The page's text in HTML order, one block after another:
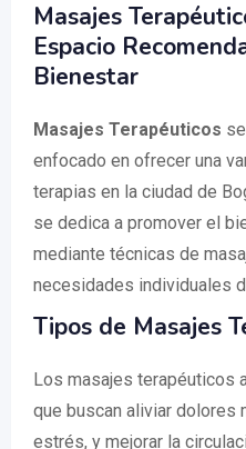
Masajes
Espacio
Bienestar
Masajes Terapéuticos
enfocado en ofrecer una
terapias en la ciudad de
se dedica a promover el
mediante técnicas de
necesidades individuales
Tipos de Masajes
Los masajes terapéuticos
que buscan aliviar dolores
estrés, y mejorar la